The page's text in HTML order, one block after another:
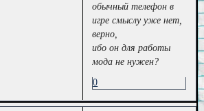
обычный телефон в
игре смыслу уже нет,
верно,
ибо он для работы
мода не нужен?
0